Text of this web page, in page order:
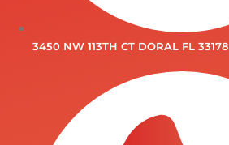
3450 NW 113TH CT DORAL FL 33178